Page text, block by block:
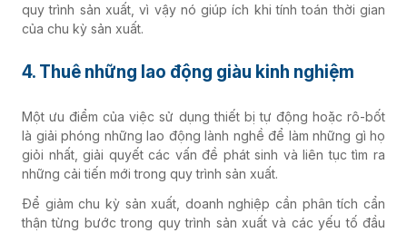
quy trình sản xuất, vì vậy nó giúp ích khi tính toán thời gian
của chu kỳ sản xuất.
4. Thuê những lao động giàu kinh nghiệm
Một ưu điểm của việc sử dụng thiết bị tự động hoặc rô-bốt
là giải phóng những lao động lành nghề để làm những gì họ
giỏi nhất, giải quyết các vấn đề phát sinh và liên tục tìm ra
những cải tiến mới trong quy trình sản xuất.
Để giảm chu kỳ sản xuất, doanh nghiệp cần phân tích cẩn
thận từng bước trong quy trình sản xuất và các yếu tố đầu